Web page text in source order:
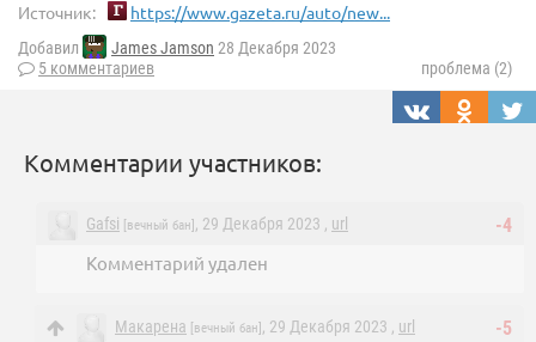
Источник: https://www.gazeta.ru/auto/new...
Добавил James Jamson 28 Декабря 2023
5 комментариев
проблема (2)
Комментарии участников:
-4
Gafsi [вечный бан] , 29 Декабря 2023 , url
Комментарий удален
-5
Макарена [вечный бан] , 29 Декабря 2023 , url